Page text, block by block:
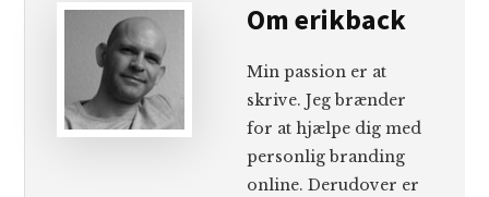
Omerikback
Min passion er at
skrive. Jeg brænder
for at hjælpe dig med
personlig branding
online. Derudover er